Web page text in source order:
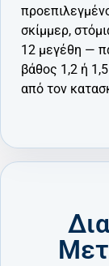
σκίμμερ,
12 μεγέθη —
βάθος 1,2 ή
από τον